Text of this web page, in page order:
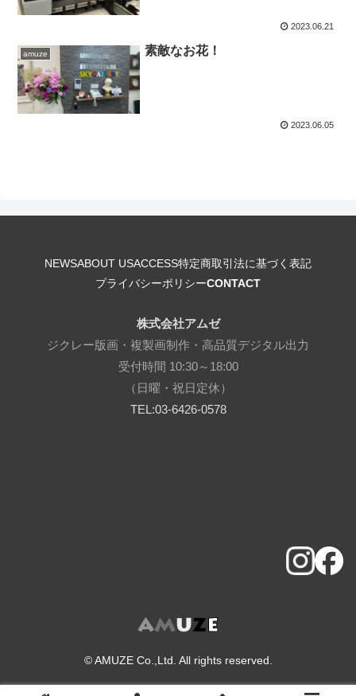
2023.06.21
amuze 素敵なお花！
2023.06.05
NEWSABOUT USACCESS特定商取引法に基づく表記
プライバシーポリシーCONTACT
株式会社アムゼ
ジクレー版画・複製画制作・高品質デジタル出力
受付時間 10:30～18:00
（日曜・祝日定休）
TEL:03-6426-0578
© AMUZE Co.,Ltd. All rights reserved.